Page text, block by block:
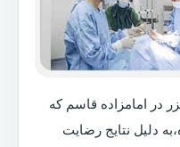
در امامزاده قاسم که
دلیل نتایج رضایت